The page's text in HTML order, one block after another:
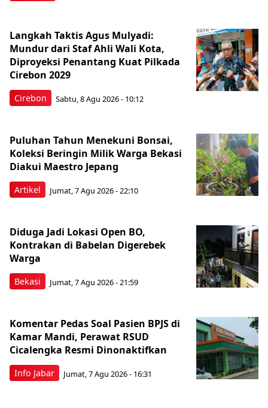
Cirebon
Langkah Taktis Agus Mulyadi:
Mundur dari Staf Ahli Wali Kota,
Diproyeksi Penantang Kuat Pilkada
Cirebon 2029
Sabtu, 8 Agu 2026 - 10:12
Artikel
Puluhan Tahun Menekuni Bonsai,
Koleksi Beringin Milik Warga Bekasi
Diakui Maestro Jepang
Jumat, 7 Agu 2026 - 22:10
Bekasi
Diduga Jadi Lokasi Open BO,
Kontrakan di Babelan Digerebek
Warga
Jumat, 7 Agu 2026 - 21:59
Info Jabar
Komentar Pedas Soal Pasien BPJS di
Kamar Mandi, Perawat RSUD
Cicalengka Resmi Dinonaktifkan
Jumat, 7 Agu 2026 - 16:31